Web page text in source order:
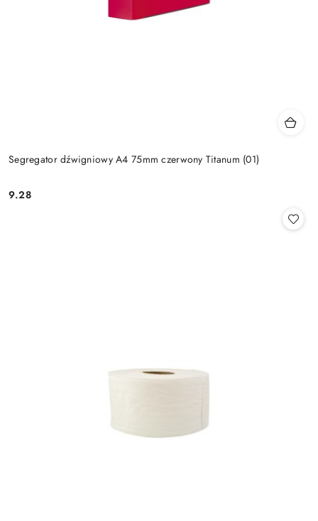
Segregator dźwigniowy A4 75mm czerwony Titanum (01)
Cena:
9.28